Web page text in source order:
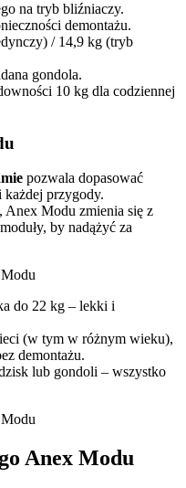
na tryb bliźniaczy.
demontażu.
/ 14,9 kg (tryb
gondola.
10 kg dla codziennej
pozwala dopasować
przygody.
Modu zmienia się z
by nadążyć za
do 22 kg – lekki i
(w tym w różnym wieku),
demontażu.
lub gondoli – wszystko
Anex Modu